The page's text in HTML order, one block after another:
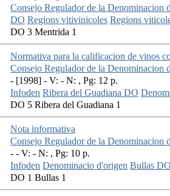
Consejo Regulador de la Denominacion
DO Regions vitivinicoles Regions
DO 3 Mentrida 1
Normativa para la calificacion de vinos
Consejo Regulador de la Denominacion
- [1998] - V: - N: , Pg: 12 p.
Infoden Ribera del Guadiana DO
DO 5 Ribera del Guadiana 1
Nota informativa
Consejo Regulador de la Denominacion
- - V: - N: , Pg: 10 p.
Infoden Denominacio d'origen Bullas
DO 1 Bullas 1